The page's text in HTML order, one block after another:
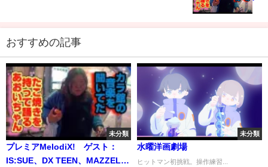
おすすめの記事
未分類
プレミアMelodiX! ゲスト：
IS:SUE、DX TEEN、MAZZEL
未分類
水曜洋画劇場
ヒットマン初挑戦。操作練習...